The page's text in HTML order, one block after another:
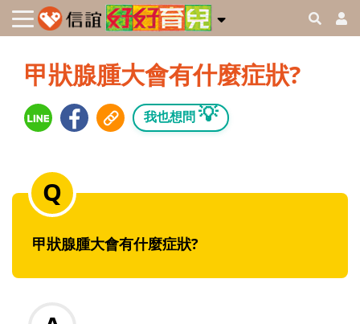
甲狀腺腫大會有什麼症狀?
我也想問 💡
甲狀腺腫大會有什麼症狀?